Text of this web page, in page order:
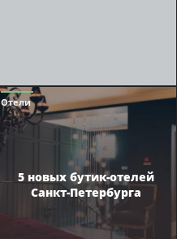
Отели
5 новых бутик-отелей
Санкт-Петербурга